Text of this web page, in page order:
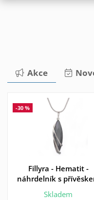
Akce
-30 %
Fillyra - Hematit -
náhrdelník s
Skladem